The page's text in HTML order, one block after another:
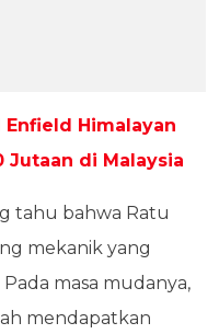
Enfield Himalayan
Jutaan di Malaysia
tahu bahwa Ratu
mekanik yang
masa mudanya,
mendapatkan